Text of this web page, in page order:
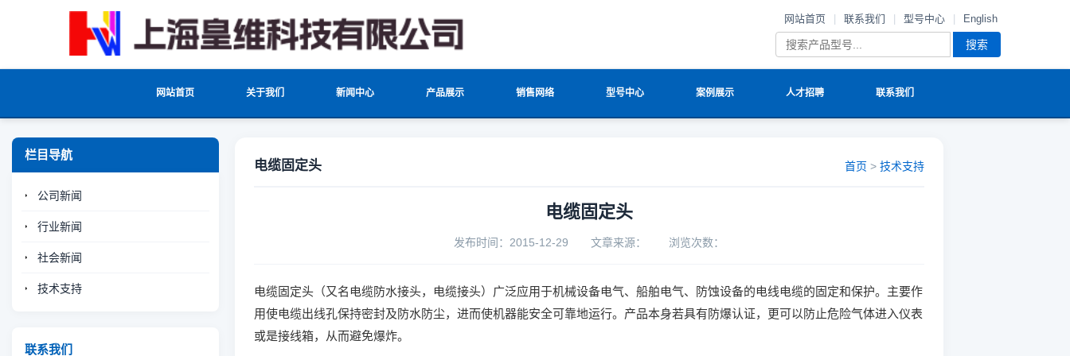
网站首页 联系我们 型号中心 English
搜索
网站首页 关于我们 新闻中心 产品展示 销售网络 型号中心 案例展示 人才招聘 联系我们
栏目导航
公司新闻
行业新闻
社会新闻
技术支持
联系我们
电缆固定头 首页 > 技术支持
电缆固定头
发布时间：2015-12-29 文章来源： 浏览次数：
电缆固定头（又名电缆防水接头，电缆接头）广泛应用于机械设备电气、船舶电气、防蚀设备的电线电缆的固定和保护。主要作
用使电缆出线孔保持密封及防水防尘，进而使机器能安全可靠地运行。产品本身若具有防爆认证，更可以防止危险气体进入仪表
或是接线箱，从而避免爆炸。